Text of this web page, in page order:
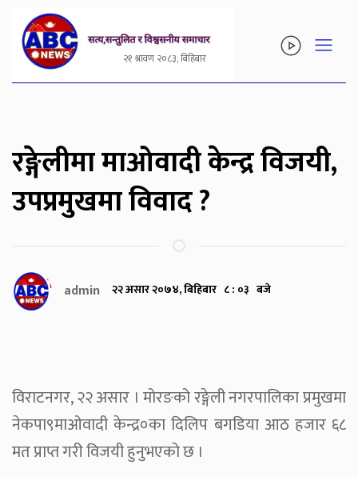
२१ श्रावण २०८३, बिहिबार
रङ्गेलीमा माओवादी केन्द्र विजयी,
उपप्रमुखमा विवाद ?
admin २२ असार २०७४, बिहिबार ८ : ०३ बजे
विराटनगर, २२ असार । मोरङको रङ्गेली नगरपालिका प्रमुखमा
नेकपा९माओवादी केन्द्र०का दिलिप बगडिया आठ हजार ६८
मत प्राप्त गरी विजयी हुनुभएको छ ।